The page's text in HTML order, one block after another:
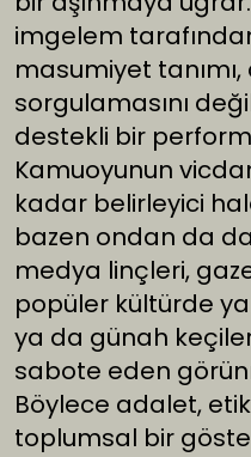
imgelem
masumiyet
sorgulamasını
destekli bir
Kamuoyunun
kadar belirleyici
bazen ondan da
medya linçleri,
popüler kültürde
ya da günah
sabote eden
Böylece adalet,
toplumsal bir